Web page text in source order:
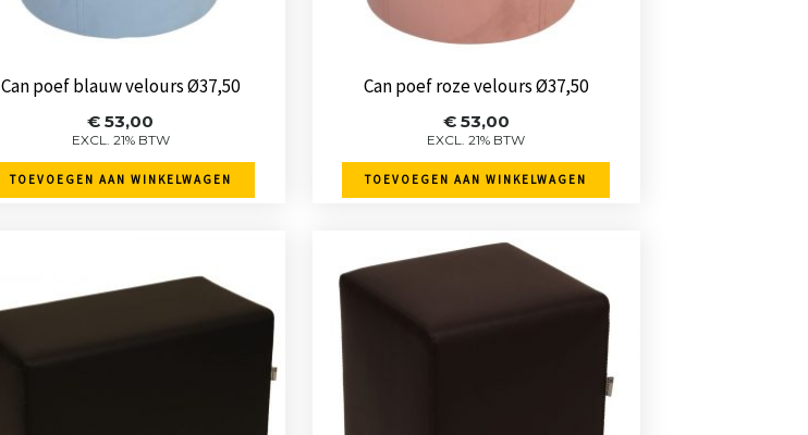
Can poef blauw velours Ø37,50
€ 53,00
EXCL. 21% BTW
TOEVOEGEN AAN WINKELWAGEN
Can poef roze velours Ø37,50
€53,00
EXCL. 21% BTW
TOEVOEGEN AAN WINKELWAGEN